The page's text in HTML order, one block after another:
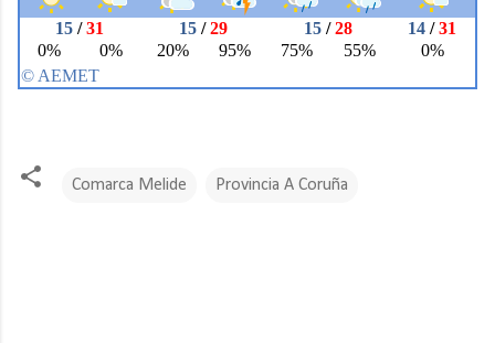
Comarca Melide Provincia A Coruña